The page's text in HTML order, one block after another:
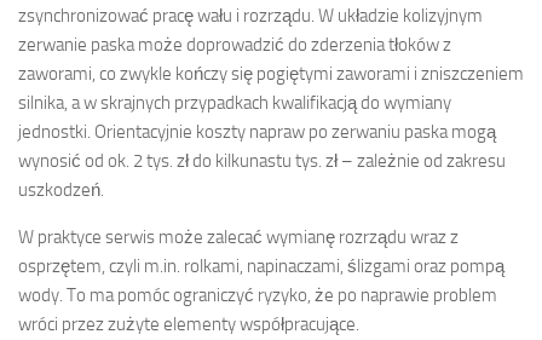
zsynchronizować pracę wału i rozrządu. W układzie kolizyjnym
zerwanie paska może doprowadzić do zderzenia tłoków z
zaworami, co zwykle kończy się pogiętymi zaworami i zniszczeniem
silnika, a w skrajnych przypadkach kwalifikacją do wymiany
jednostki. Orientacyjnie koszty napraw po zerwaniu paska mogą
wynosić od ok. 2 tys. zł do kilkunastu tys. zł – zależnie od zakresu
uszkodzeń.
W praktyce serwis może zalecać wymianę rozrządu wraz z
osprzętem, czyli m.in. rolkami, napinaczami, ślizgami oraz pompą
wody. To ma pomóc ograniczyć ryzyko, że po naprawie problem
wróci przez zużyte elementy współpracujące.